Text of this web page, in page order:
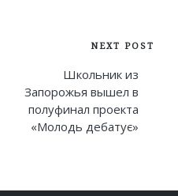
NEXT POST
Школьник из
Запорожья вышел в
полуфинал проекта
«Молодь дебатує»